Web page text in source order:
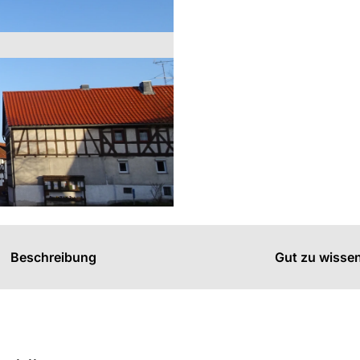
Beschreibung Gut zu